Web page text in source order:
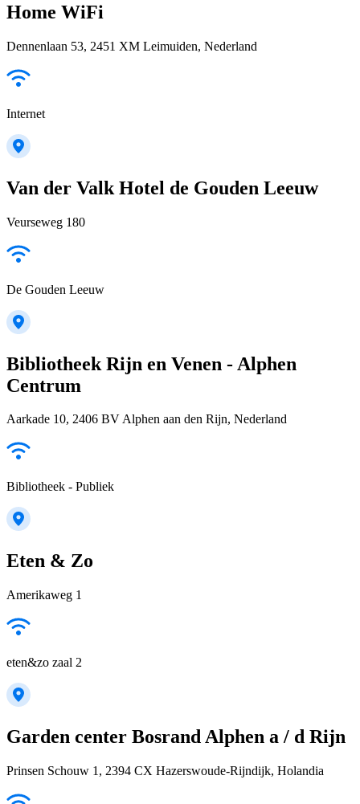
Home WiFi
Dennenlaan 53, 2451 XM Leimuiden, Nederland
Internet
Van der Valk Hotel de Gouden Leeuw
Veurseweg 180
De Gouden Leeuw
Bibliotheek Rijn en Venen - Alphen
Centrum
Aarkade 10, 2406 BV Alphen aan den Rijn, Nederland
Bibliotheek - Publiek
Eten & Zo
Amerikaweg 1
eten&zo zaal 2
Garden center Bosrand Alphen a / d Rijn
Prinsen Schouw 1, 2394 CX Hazerswoude-Rijndijk, Holandia